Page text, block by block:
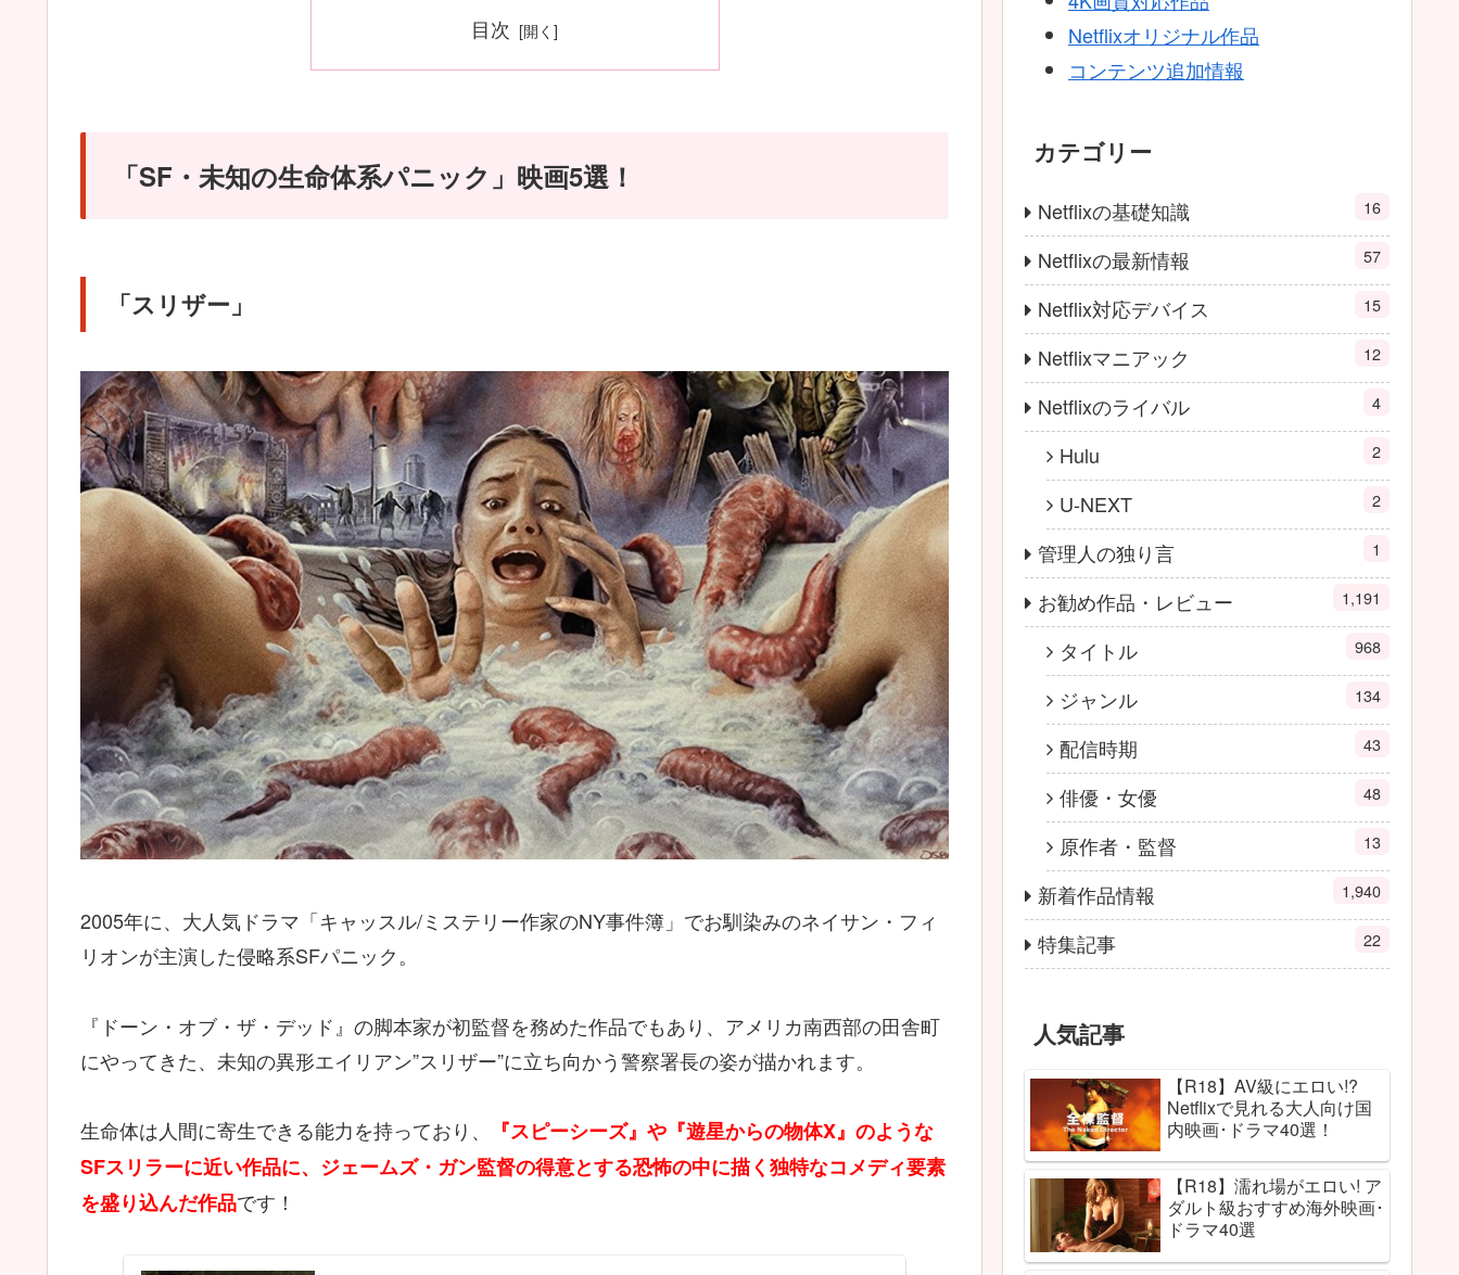
目次
「SF・未知の生命体系パニック」映画5選！
「スリザー」
2005年に、大人気ドラマ「キャッスル/ミステリー作家のNY事件簿」でお馴染みのネイサン・フィ
リオンが主演した侵略系SFパニック。
『ドーン・オブ・ザ・デッド』の脚本家が初監督を務めた作品でもあり、アメリカ南西部の田舎町
にやってきた、未知の異形エイリアン”スリザー”に立ち向かう警察署長の姿が描かれます。
生命体は人間に寄生できる能力を持っており、
『スピーシーズ』や『遊星からの物体X』のような
SFスリラーに近い作品に、ジェームズ・ガン監督の得意とする恐怖の中に描く独特なコメディ要素
を盛り込んだ作品です！
Netflixオリジナル作品
コンテンツ追加情報
カテゴリー
Netflixの基礎知識 16
Netflixの最新情報 57
Netflix対応デバイス 15
Netflixマニアック 12
Netflixのライバル 4
Hulu 2
U-NEXT 2
管理人の独り言 1
お勧め作品・レビュー 1,191
タイトル 968
ジャンル 134
配信時期 43
俳優・女優 48
原作者・監督 13
新着作品情報 1,940
特集記事 22
人気記事
【R18】AV級にエロい!?
Netflixで見れる大人向け国
内映画･ドラマ40選！
【R18】濡れ場がエロい! ア
ダルト級おすすめ海外映画･
ドラマ40選